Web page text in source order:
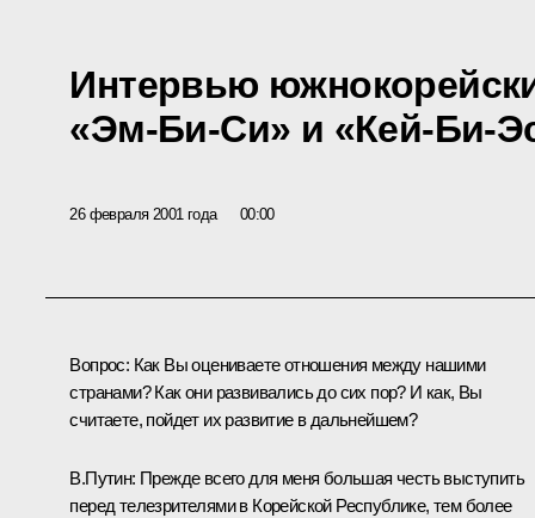
Интервью
«Эм-Би-Си» и «Кей-Би-
26 февраля 2001 года 00:00
Вопрос: Как Вы оцениваете отношения между нашими
странами? Как они развивались до сих пор? И как, Вы
считаете, пойдет их развитие в дальнейшем?
В.Путин: Прежде всего для меня большая честь выступить
перед телезрителями в Корейской Республике, тем более